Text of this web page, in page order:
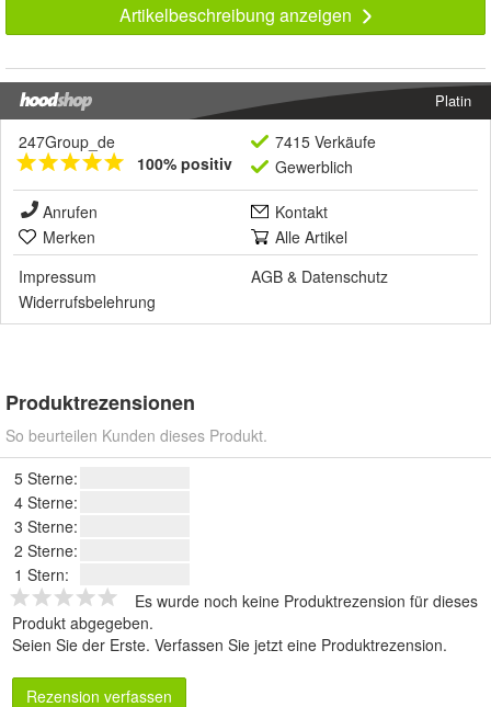
Artikelbeschreibung anzeigen
Platin
247Group_de
100% positiv
7415 Verkäufe
Gewerblich
Anrufen
Kontakt
Merken
Alle Artikel
Impressum
AGB & Datenschutz
Widerrufsbelehrung
Produktrezensionen
So beurteilen Kunden dieses Produkt.
5 Sterne:
4 Sterne:
3 Sterne:
2 Sterne:
1 Stern:
Es wurde noch keine Produktrezension für dieses
Produkt abgegeben.
Seien Sie der Erste. Verfassen Sie jetzt eine Produktrezension.
Rezension verfassen